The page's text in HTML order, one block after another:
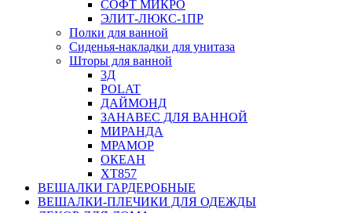
СОФТ МИКРО
ЭЛИТ-ЛЮКС-1ПР
Полки для ванной
Сиденья-накладки для унитаза
Шторы для ванной
3Д
POLAT
ДАЙМОНД
ЗАНАВЕС ДЛЯ ВАННОЙ
МИРАНДА
МРАМОР
ОКЕАН
ХТ857
ВЕШАЛКИ ГАРДЕРОБНЫЕ
ВЕШАЛКИ-ПЛЕЧИКИ ДЛЯ ОДЕЖДЫ